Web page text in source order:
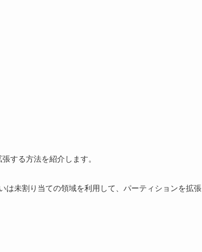
する方法を紹介します。
未割り当ての領域を利用して、パーティションを拡張